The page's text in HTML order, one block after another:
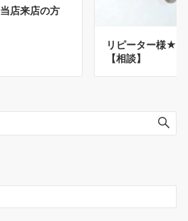
店来店の方
リピーター様★
【相談】